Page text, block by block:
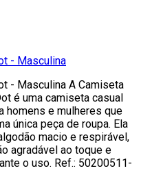
- Masculina
- Masculina A Camiseta
é uma camiseta casual
homens e mulheres que
única peça de roupa. Ela
macio e respirável,
agradável ao toque e
o uso. Ref.: 50200511-